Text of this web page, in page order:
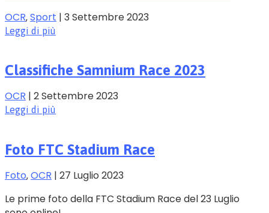
OCR‚Sport | 3 Settembre 2023
Leggi di più
Classifiche Samnium Race 2023
OCR | 2 Settembre 2023
Leggi di più
Foto FTC Stadium Race
Foto‚OCR | 27 Luglio 2023
Le prime foto della FTC Stadium Race del 23 Luglio